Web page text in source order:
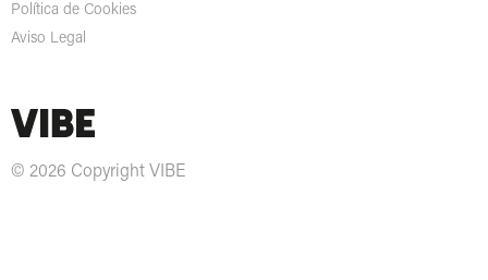
Política de Cookies
Aviso Legal
© 2026 Copyright VIBE